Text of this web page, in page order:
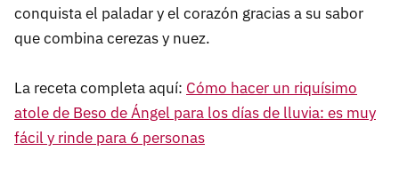
conquista el paladar y el corazón gracias a su sabor
que combina cerezas y nuez.
La receta completa aquí: Cómo hacer un riquísimo
atole de Beso de Ángel para los días de lluvia: es muy
fácil y rinde para 6 personas